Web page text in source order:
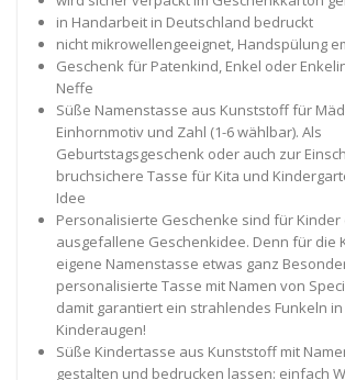
in Handarbeit in Deutschland bedruckt
nicht mikrowellengeeignet, Handspülung
Geschenk für Patenkind, Enkel oder
Neffe
Süße Namenstasse aus Kunststoff für
Einhornmotiv und Zahl (1-6 wählbar). Als
Geburtstagsgeschenk oder auch zur
bruchsichere Tasse für Kita und
Idee
Personalisierte Geschenke sind für Kinder
ausgefallene Geschenkidee. Denn für die
eigene Namenstasse etwas ganz
personalisierte Tasse mit Namen von
damit garantiert ein strahlendes Funkeln
Kinderaugen!
Süße Kindertasse aus Kunststoff mit
gestalten und bedrucken lassen: einfach